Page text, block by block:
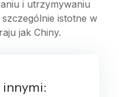
i utrzymywaniu
istotne w
jak Chiny.
innymi: